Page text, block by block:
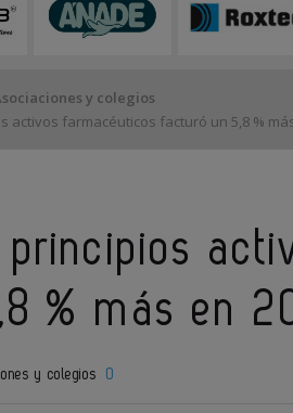
y colegios
activos farmacéuticos facturó un 5,8 %
% más en
y colegios 0